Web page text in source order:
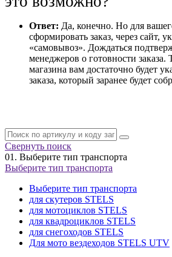
Ответ: Да, конечно. Но для
сформировать заказ, через сайт,
«самовывоз». Дождаться
менеджеров о готовности
магазина вам достаточно будет
заказа, который заранее будет
Свернуть поиск
01. Выберите тип транспорта
Выберите тип транспорта
Выберите тип транспорта
для скутеров STELS
для мотоциклов STELS
для квадроциклов STELS
для снегоходов STELS
Для мото вездеходов STELS UTV